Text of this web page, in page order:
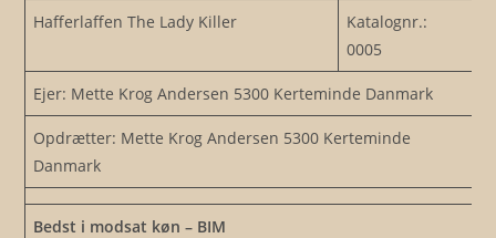
Hafferlaffen The Lady Killer
Katalognr.:
0005
Ejer: Mette Krog Andersen 5300 Kerteminde Danmark
Opdrætter: Mette Krog Andersen 5300 Kerteminde
Danmark
Bedst i modsat køn – BIM